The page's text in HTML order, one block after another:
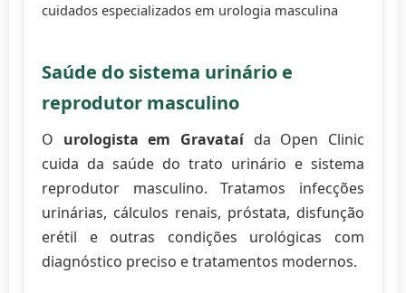
Saúde do sistema urinário e
reprodutor masculino
O urologista em Gravataída Open Clinic
cuida da saúde do trato urinário e sistema
reprodutor masculino. Tratamos infecções
urinárias, cálculos renais, próstata, disfunção
erétil e outras condições urológicas com
diagnóstico preciso e tratamentos modernos.